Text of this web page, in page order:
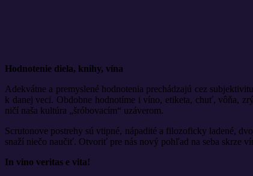
Hodnotenie diela, knihy, vína
Adekvátne a premyslené hodnotenia prechádzajú cez
k danej veci. Obdobne hodnotíme i víno, etiketa, chuť, vôňa,
ničí naša kultúra „šróbovacím“ uzáverom.
Scrutonove postrehy sú vtipné, nápadité a filozoficky ladené,
snaží niečo naučiť. Otvoriť pre nás nový pohľad na seba skrze
In vino veritas e vita!